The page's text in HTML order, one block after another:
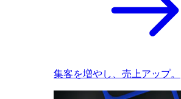
集客を増やし、売上アップ。